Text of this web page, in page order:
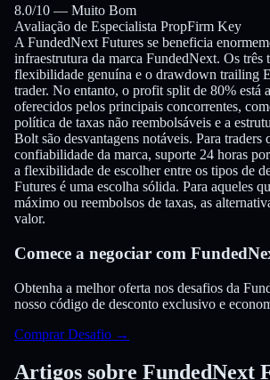
8.0/10 — Muito Bom
Avaliação de Especialista PropFirm Key
A FundedNext Futures se beneficia
infraestrutura da marca FundedNext. Os três
flexibilidade genuína e o drawdown trailing
trader. No entanto, o profit split de 80% está
oferecidos pelos principais concorrentes,
política de taxas não reembolsáveis e a
Bolt são desvantagens notáveis. Para traders
confiabilidade da marca, suporte 24 horas
a flexibilidade de escolher entre os tipos de
Futures é uma escolha sólida. Para aqueles
máximo ou reembolsos de taxas, as
valor.
Comece a negociar com
Obtenha a melhor oferta nos desafios da
nosso código de desconto exclusivo e
Comprar Desafio →
Artigos sobre FundedNext